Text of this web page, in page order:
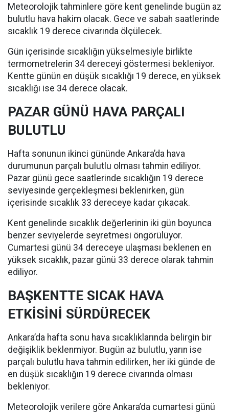
Meteorolojik tahminlere göre kent genelinde bugün az
bulutlu hava hakim olacak. Gece ve sabah saatlerinde
sıcaklık 19 derece civarında ölçülecek.
Gün içerisinde sıcaklığın yükselmesiyle birlikte
termometrelerin 34 dereceyi göstermesi bekleniyor.
Kentte günün en düşük sıcaklığı 19 derece, en yüksek
sıcaklığı ise 34 derece olacak.
PAZAR GÜNÜ HAVA PARÇALI
BULUTLU
Hafta sonunun ikinci gününde Ankara’da hava
durumunun parçalı bulutlu olması tahmin ediliyor.
Pazar günü gece saatlerinde sıcaklığın 19 derece
seviyesinde gerçekleşmesi beklenirken, gün
içerisinde sıcaklık 33 dereceye kadar çıkacak.
Kent genelinde sıcaklık değerlerinin iki gün boyunca
benzer seviyelerde seyretmesi öngörülüyor.
Cumartesi günü 34 dereceye ulaşması beklenen en
yüksek sıcaklık, pazar günü 33 derece olarak tahmin
ediliyor.
BAŞKENTTE SICAK HAVA
ETKİSİNİ SÜRDÜRECEK
Ankara’da hafta sonu hava sıcaklıklarında belirgin bir
değişiklik beklenmiyor. Bugün az bulutlu, yarın ise
parçalı bulutlu hava tahmin edilirken, her iki günde de
en düşük sıcaklığın 19 derece civarında olması
bekleniyor.
Meteorolojik verilere göre Ankara’da cumartesi günü